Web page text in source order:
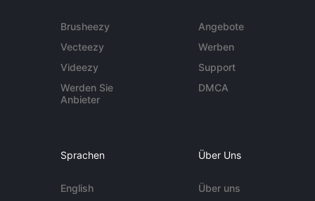
Brusheezy
Vecteezy
Videezy
Werden Sie
Anbieter
Angebote
Werben
Support
DMCA
Sprachen
English
Über Uns
Über uns